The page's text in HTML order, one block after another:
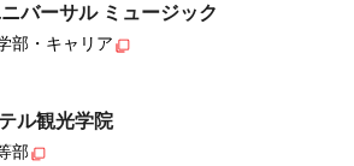
バーサル ミュージック
部・キャリア
ル観光学院
部